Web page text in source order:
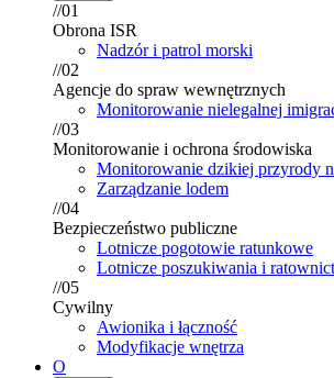
//01
Obrona ISR
Nadzór i patrol morski
//02
Agencje do spraw wewnętrznych
Monitorowanie nielegalnej
//03
Monitorowanie i ochrona środowiska
Monitorowanie dzikiej przyrody
Zarządzanie lodem
//04
Bezpieczeństwo publiczne
Lotnicze pogotowie ratunkowe
Lotnicze poszukiwania i
//05
Cywilny
Awionika i łączność
Modyfikacje wnętrza
O